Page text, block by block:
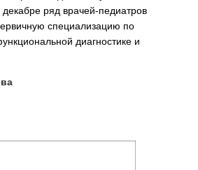
декабре ряд врачей-педиатров
специализацию по
диагностике и